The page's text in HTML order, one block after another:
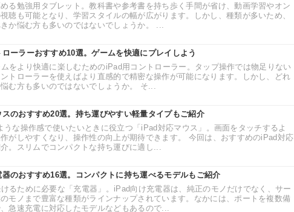
る勉強用タブレット。教科書や参考書を持ち歩く手間が省け、動画学習やオン
聴も可能となり、学習スタイルの幅が広がります。しかし、種類が多いため、
か悩む方も多いのではないでしょうか。 ...
ーラーおすすめ10選。ゲームを快適にプレイしよう
をより快適に楽しむためのiPad用コントローラー。タップ操作では物足りない
トローラーを使えばより直感的で精密な操作が可能になります。しかし、どれ
む方も多いのではないでしょうか。 そ...
のおすすめ20選。持ち運びやすい軽量タイプもご紹介
うな操作感で使いたいときに役立つ「iPad対応マウス」。画面をタッチするよ
がしやすくなり、操作性の向上が期待できます。 今回は、おすすめのiPad対応
。スリムでコンパクトな持ち運びに適し...
のおすすめ16選。コンパクトに持ち運べるモデルもご紹介
るために必要な「充電器」。iPad向け充電器は、純正のモノだけでなく、サー
のモノまで豊富な種類がラインナップされています。なかには、ポートを複数備
急速充電に対応したモデルなどもあるので...